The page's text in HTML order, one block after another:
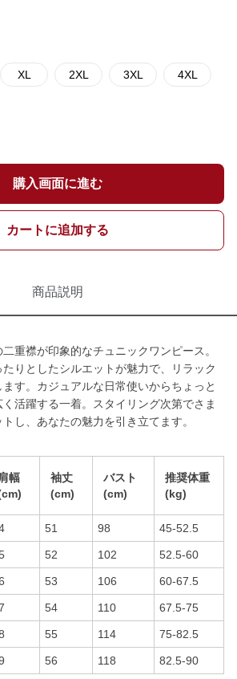
XL 2XL 3XL 4XL
購入画面に進む
カートに追加する
商品説明
重襟が印象的なチュニックワンピース。
りとしたシルエットが魅力で、リラック
す。カジュアルな日常使いからちょっと
活躍する一着。スタイリング次第でさま
し、あなたの魅力を引き立てます。
肩幅
袖丈
(cm)
バスト
(cm)
推奨体重
(kg)
51 98 45-52.5
52 102 52.5-60
53 106 60-67.5
54 110 67.5-75
55 114 75-82.5
56 118 82.5-90